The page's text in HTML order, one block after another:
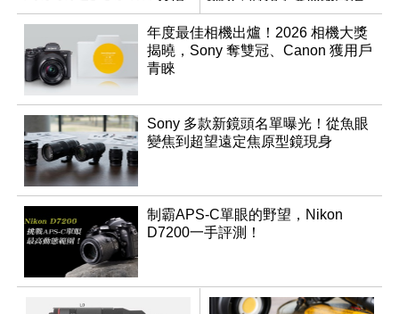
體驗
升至 16 倍
年度最佳相機出爐！2026 相機大獎
揭曉，Sony 奪雙冠、Canon 獲用戶
青睞
Sony 多款新鏡頭名單曝光！從魚眼
變焦到超望遠定焦原型鏡現身
制霸APS-C單眼的野望，Nikon
D7200一手評測！